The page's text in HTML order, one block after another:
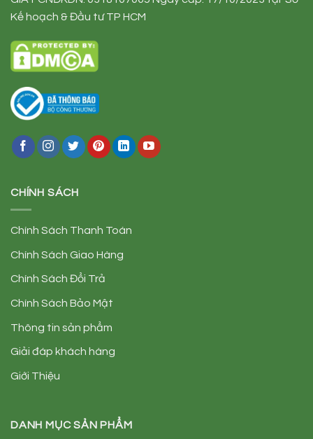
Kế hoạch & Đầu tư TP HCM
CHÍNH SÁCH
Chính Sách Thanh Toán
Chính Sách Giao Hàng
Chính Sách Đổi Trả
Chính Sách Bảo Mật
Thông tin sản phẩm
Giải đáp khách hàng
Giới Thiệu
DANH MỤC SẢN PHẨM